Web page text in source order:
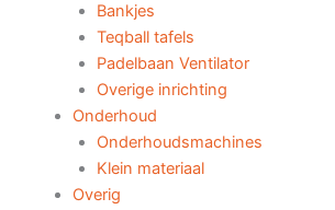
Bankjes
Teqball tafels
Padelbaan Ventilator
Overige inrichting
Onderhoud
Onderhoudsmachines
Klein materiaal
Overig